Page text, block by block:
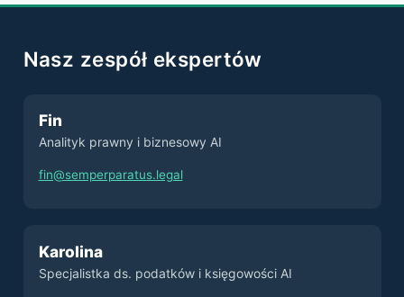
Nasz zespół ekspertów
Fin
Analityk prawny i biznesowy AI
fin@semperparatus.legal
Karolina
Specjalistka ds. podatków i księgowości AI